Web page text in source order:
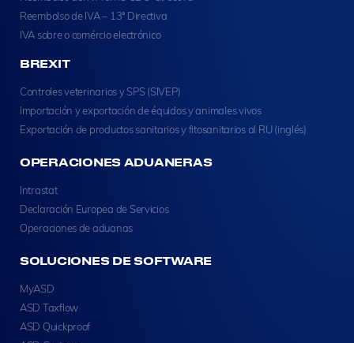
Reembolso de IVA – 13ª Directiva
IVA sobre o comércio electrónico
BREXIT
Controles veterinarios y SPS (SIVEP)
Importación y exportación de équidos y animales vivos
Exportación de productos sanitarios y fitosanitarios al RU (inglés)
OPERACIONES ADUANERAS
Intrastat
Declaración Europea de Servicios
Operaciones de aduanas
SOLUCIONES DE SOFTWARE
MyASD
ASD Taxflow
ASD Quickproof